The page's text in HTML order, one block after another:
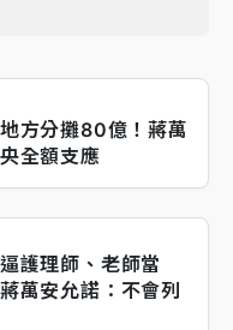
方分攤80億！蔣萬
全額支應
護理師、老師當
萬安允諾：不會列